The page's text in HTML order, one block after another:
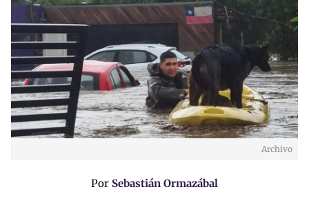
Archivo
Por Sebastián Ormazábal